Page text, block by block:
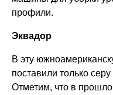
профили.
Эквадор
В эту
поставили только
Отметим, что в